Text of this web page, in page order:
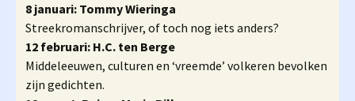
8 januari: Tommy Wieringa
Streekromanschrijver, of toch nog iets anders?
12 februari: H.C. ten Berge
Middeleeuwen, culturen en ‘vreemde’ volkeren bevolken
zijn gedichten.